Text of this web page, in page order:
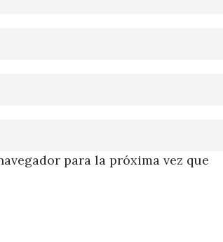
para la próxima vez que